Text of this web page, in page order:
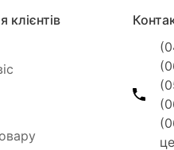
клієнтів